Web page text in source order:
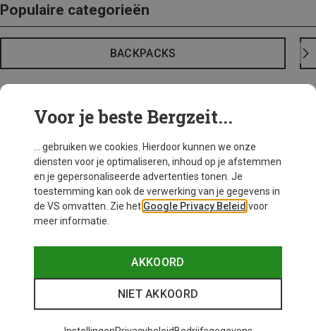
Populaire categorieën
BACKPACKS
Voor je beste Bergzeit...
... gebruiken we cookies. Hierdoor kunnen we onze
diensten voor je optimaliseren, inhoud op je afstemmen
en je gepersonaliseerde advertenties tonen. Je
toestemming kan ook de verwerking van je gegevens in
de VS omvatten. Zie het Google Privacy Beleid voor
meer informatie.
AKKOORD
NIET AKKOORD